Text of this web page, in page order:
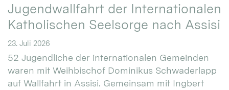
Jugendwallfahrt der Internationalen
Katholischen Seelsorge nach Assisi
23. Juli 2026
52 Jugendliche der internationalen Gemeinden
waren mit Weihbischof Dominikus Schwaderlapp
auf Wallfahrt in Assisi. Gemeinsam mit Ingbert